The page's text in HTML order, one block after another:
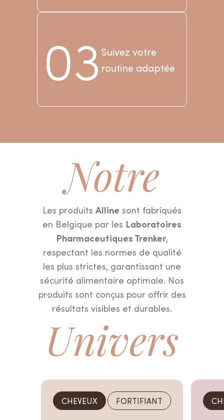
03 Suivez votre
routine adaptée
Notre
Les produits Alline sont fabriqués
en Belgique par les Laboratoires
Pharmaceutiques Trenker,
respectant les normes de qualité
les plus strictes, garantissant une
sécurité alimentaire optimale. Nos
produits sont conçus pour offrir des
résultats visibles et durables.
Univers
CHEVEUX FORTIFIANT
Trouvez la
adaptéeà vos besoins
et faites le premier
beauté